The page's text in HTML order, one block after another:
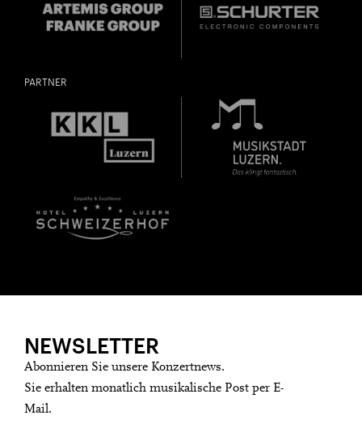
PARTNER
NEWSLETTER
Abonnieren Sie unsere Konzertnews.
Sie erhalten monatlich musikalische Post per E-
Mail.